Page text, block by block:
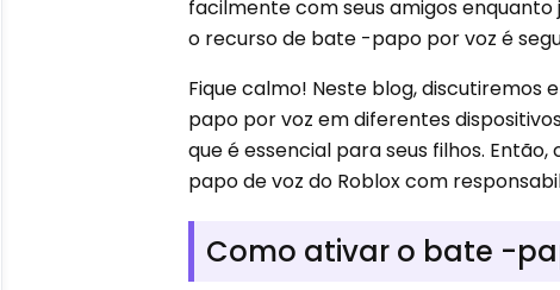
facilmente com seus amigos
o recurso de bate -papo por voz é
Fique calmo! Neste blog,
papo por voz em diferentes
que é essencial para seus filhos.
papo de voz do Roblox com
Como ativar o bate -